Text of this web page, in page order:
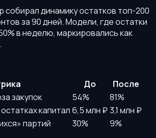
собирал динамику остатков топ-200
за 90 дней. Модели, где остатки
в неделю, маркировались как
До
После
закупок
54%
81%
капитал 6,5 млн ₽3,1 млн ₽
партий
30% 9%